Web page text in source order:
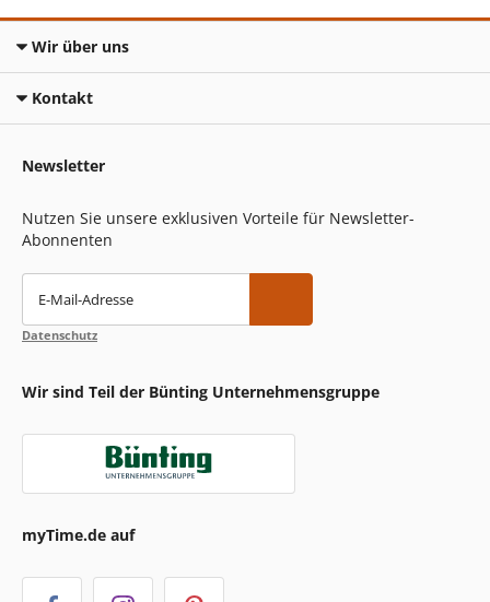
Wir über uns
Kontakt
Newsletter
Nutzen Sie unsere exklusiven Vorteile für Newsletter-
Abonnenten
E-Mail-Adresse
Datenschutz
Wir sind Teil der Bünting Unternehmensgruppe
myTime.de auf